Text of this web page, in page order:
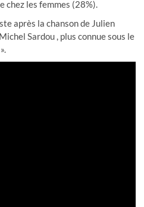
chez les femmes (28%).
après la chanson de Julien
Sardou , plus connue sous le
».